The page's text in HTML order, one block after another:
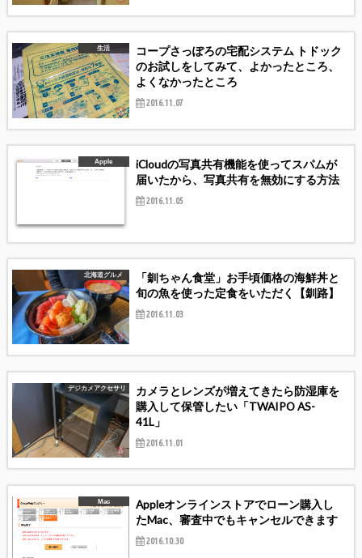
生活
コープさっぽろの宅配システム トドック
のお試しをしてみて、よかったところ、
よくなかったところ
2016.11.07
Apple
iCloudの写真共有機能を使ってスパムが
届いたから、写真共有を無効にする方法
2016.11.05
北海道グルメ
「釧ちゃん食堂」お手頃価格の海鮮丼と
旬の魚を使った定食をいただく【釧路】
2016.11.03
デジカメアクセサリ
カメラとレンズが増えてきたら防湿庫を
購入して保管したい「TWAIPO AS-
41L」
2016.11.01
Mac
Appleオンラインストアでローン購入し
たMac、審査中でもキャンセルできます
2016.10.30